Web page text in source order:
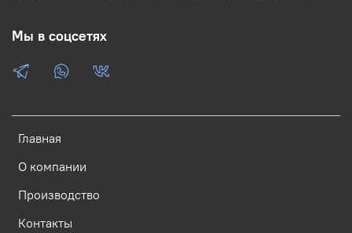
Главная
О компании
Производство
Контакты
Мы в соцсетях